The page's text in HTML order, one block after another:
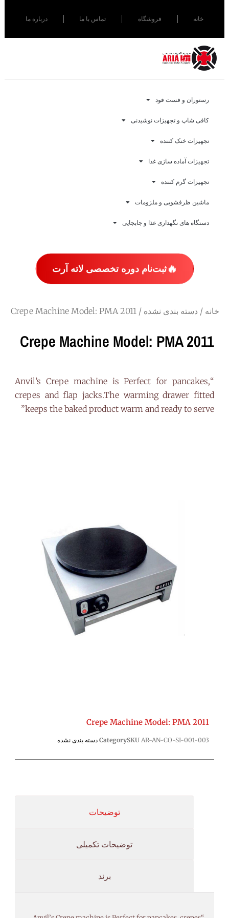
خانه فروشگاه تماس با ما درباره ما
رستوران و فست فود
کافی شاپ و تجهیزات نوشیدنی
تجهیزات خنک کننده
تجهیزات آماده سازی غذا
تجهیزات گرم کننده
ماشین ظرفشویی و ملزومات
دستگاه های نگهداری غذا و جابجایی
🔥ثبت‌نام دوره تخصصی لاته آرت
خانه / دسته بندی نشده / Crepe Machine Model: PMA 2011
Crepe Machine Model: PMA 2011
“Anvil’s Crepe machine is Perfect for pancakes,
crepes and flap jacks.The warming drawer fitted
keeps the baked product warm and ready to serve”
Crepe Machine Model: PMA 2011
SKUAR-AN-CO-SI-001-003
Category دسته بندی نشده
توضیحات
توضیحات تکمیلی
برند